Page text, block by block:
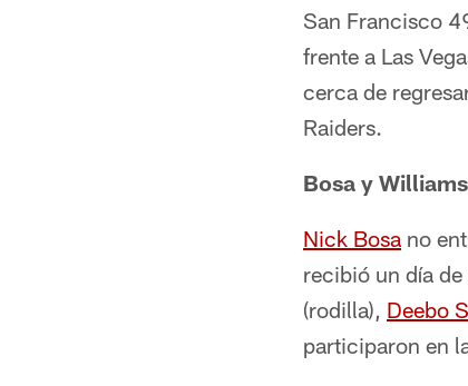
San Francisco
frente a Las
cerca de
Raiders.
Bosa y
Nick Bosa no
recibió un día
(rodilla), Deebo
participaron en